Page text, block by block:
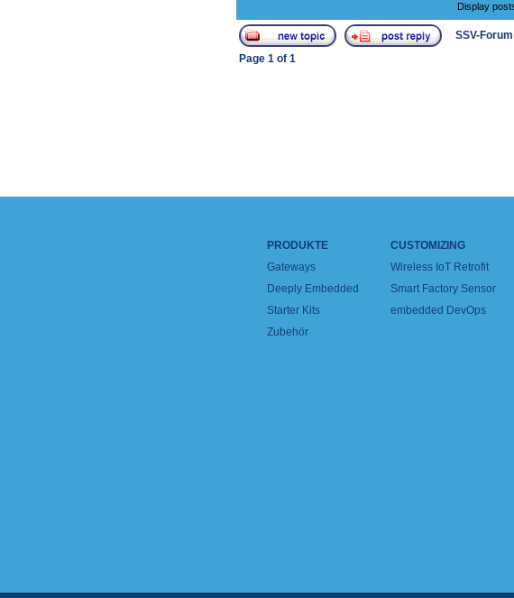
Display
SSV-
Page 1of 1
PRODUKTE
Gateways
Deeply Embedded
Starter Kits
Zubehör
CUSTOMIZING
Wireless IoT Retrofit
Smart Factory Sensor
embedded DevOps